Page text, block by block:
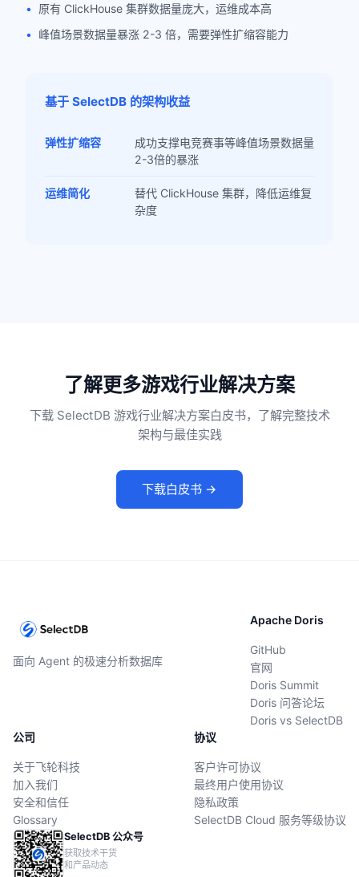
原有 ClickHouse 集群数据量庞大，运维成本高
峰值场景数据量暴涨 2-3 倍，需要弹性扩缩容能力
基于 SelectDB 的架构收益
弹性扩缩容
成功支撑电竞赛事等峰值场景数据量
2-3倍的暴涨
运维简化
替代 ClickHouse 集群，降低运维复
杂度
了解更多游戏行业解决方案
下载 SelectDB 游戏行业解决方案白皮书，了解完整技术
架构与最佳实践
下载白皮书 →
面向 Agent 的极速分析数据库
Apache Doris
GitHub
官网
Doris Summit
Doris 问答论坛
Doris vs SelectDB
公司
关于飞轮科技
加入我们
安全和信任
Glossary
协议
客户许可协议
最终用户使用协议
隐私政策
SelectDB Cloud 服务等级协议
SelectDB 公众号
获取技术干货
和产品动态